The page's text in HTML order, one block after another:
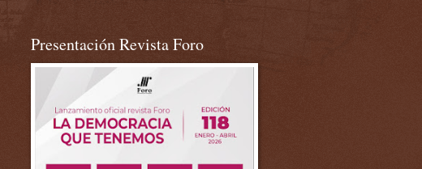
Presentación Revista Foro